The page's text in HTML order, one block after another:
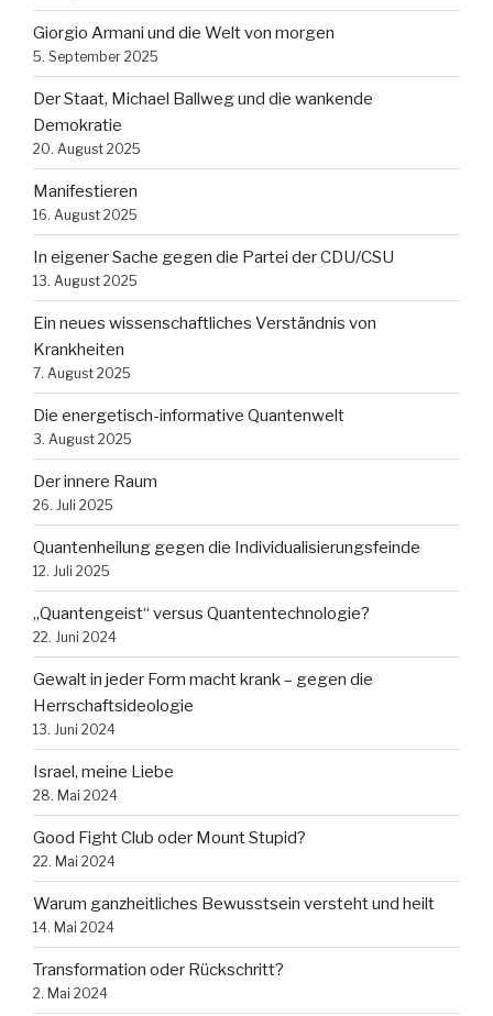
Giorgio Armani und die Welt von morgen
5. September 2025
Der Staat, Michael Ballweg und die wankende
Demokratie
20. August 2025
Manifestieren
16. August 2025
In eigener Sache gegen die Partei der CDU/CSU
13. August 2025
Ein neues wissenschaftliches Verständnis von
Krankheiten
7. August 2025
Die energetisch-informative Quantenwelt
3. August 2025
Der innere Raum
26. Juli 2025
Quantenheilung gegen die Individualisierungsfeinde
12. Juli 2025
„Quantengeist“ versus Quantentechnologie?
22. Juni 2024
Gewalt in jeder Form macht krank – gegen die
Herrschaftsideologie
13. Juni 2024
Israel, meine Liebe
28. Mai 2024
Good Fight Club oder Mount Stupid?
22. Mai 2024
Warum ganzheitliches Bewusstsein versteht und heilt
14. Mai 2024
Transformation oder Rückschritt?
2. Mai 2024